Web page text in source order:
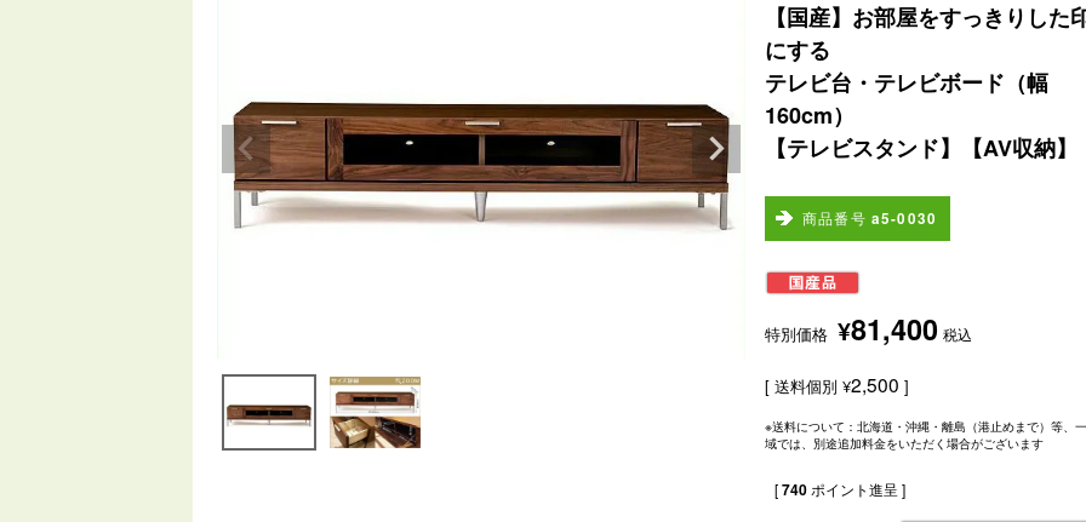
【国産】お部屋をすっきりした
にする
テレビ台・テレビボード（幅
160cm）
【テレビスタンド】【AV収納】
商品番号 a5-0030
特別価格 ¥81,400 税込
送料個別 ¥2,500
※送料について：北海道・沖縄・離島（港止めまで）等、
域では、別途追加料金をいただく場合がございます
[740 ポイント進呈 ]